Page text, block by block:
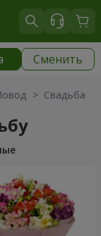
Сменить
> Свадьба